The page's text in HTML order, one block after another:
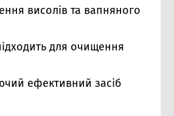
висолів та вапняного
для очищення
ефективний засіб